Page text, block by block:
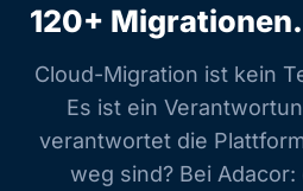
120+ Migrationen.
Cloud-Migration ist kein
Es ist ein
verantwortet die
weg sind? Bei